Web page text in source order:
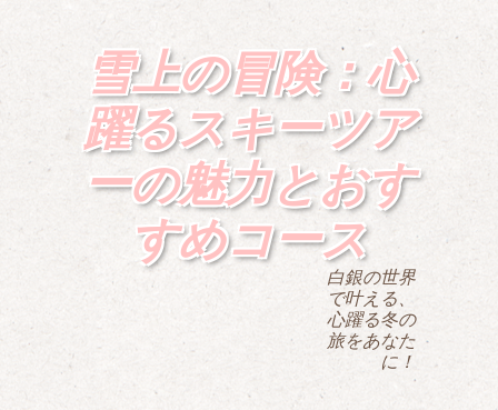
雪上の冒険：心
躍るスキーツア
ーの魅力とおす
すめコース
白銀の世界
で叶える、
心躍る冬の
旅をあなた
に！